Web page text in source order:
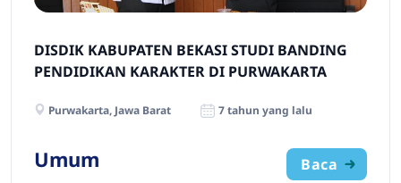
DISDIK KABUPATEN BEKASI STUDI BANDING
PENDIDIKAN KARAKTER DI PURWAKARTA
Purwakarta, Jawa Barat 7 tahun yang lalu
Umum Baca